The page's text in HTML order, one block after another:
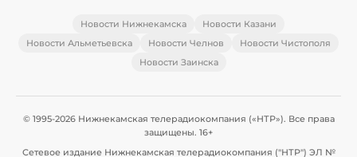
Новости Нижнекамска
Новости Казани
Новости Альметьевска
Новости Челнов
Новости Чистополя
Новости Заинска
© 1995-2026 Нижнекамская телерадиокомпания («НТР»). Все права
защищены. 16+
Сетевое издание Нижнекамская телерадиокомпания ("НТР") ЭЛ №